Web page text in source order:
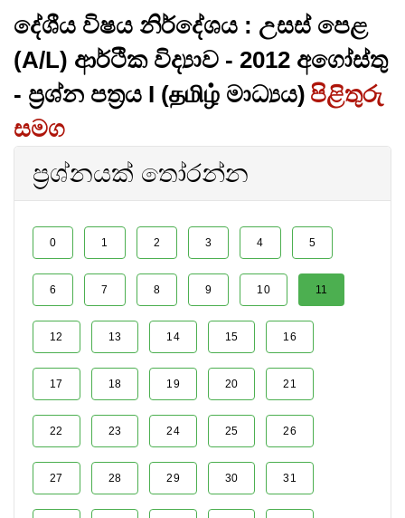
දේශීය විෂය නිර්දේශය : උසස් පෙළ
(A/L) ආර්ථික විද්‍යාව - 2012 අගෝස්තු
- ප්‍රශ්න පත්‍රය I (தமிழ் මාධ්‍යය) පිළිතුරු
සමග
ප්‍රශ්නයක් තෝරන්න
0 1 2 3 4 5
6 7 8 9 10 11
12 13 14 15 16
17 18 19 20 21
22 23 24 25 26
27 28 29 30 31